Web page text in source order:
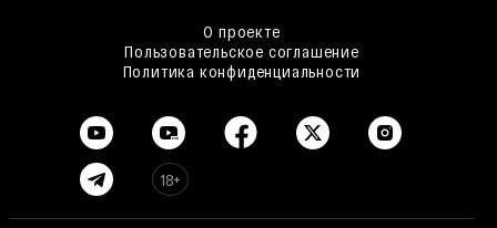
О проекте
Пользовательское соглашение
Политика конфиденциальности
18+